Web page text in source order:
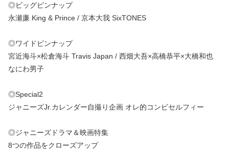
◎ビッグピンナップ
永瀬廉 King & Prince / 京本大我 SixTONES
◎ワイドピンナップ
宮近海斗×松倉海斗 Travis Japan / 西畑大吾×高橋恭平×大橋和也
なにわ男子
◎Special2
ジャニーズJr.カレンダー自撮り企画 オレ的コンビセルフィー
◎ジャニーズドラマ＆映画特集
8つの作品をクローズアップ